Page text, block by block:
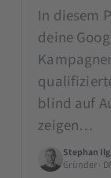
In diesem
deine
blind auf
zeigen…
Stephan Ilg
Gründer ·